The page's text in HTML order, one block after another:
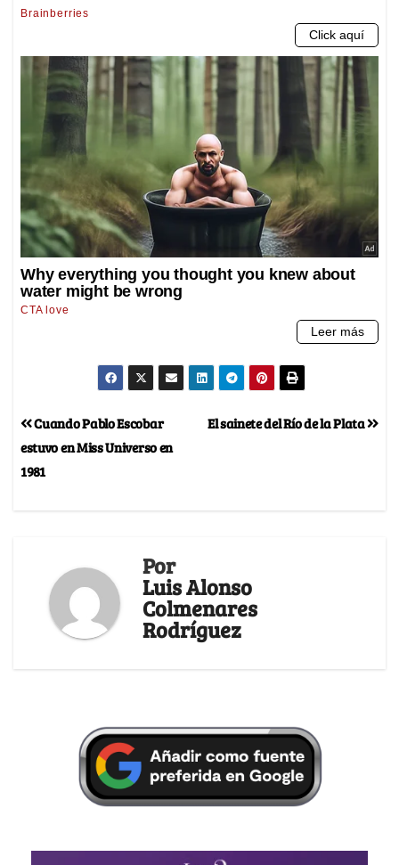
El sainete del Río de la Plata
Cuando Pablo Escobar
estuvo en Miss Universo en
1981
Por
Luis Alonso
Colmenares
Rodríguez